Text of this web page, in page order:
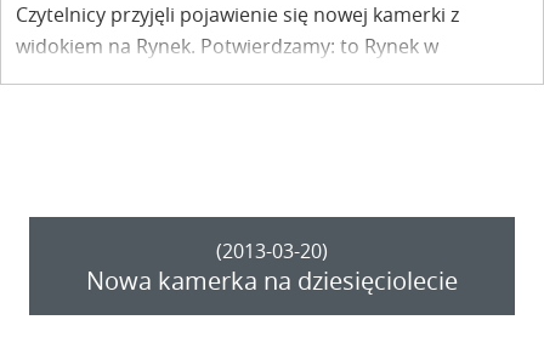
Czytelnicy przyjęli pojawienie się nowej kamerki z
widokiem na Rynek. Potwierdzamy: to Rynek w
Kazimierzu – ten sam, ale lokalizacja nowa.
(2013-03-20)
Nowa kamerka na dziesięciolecie